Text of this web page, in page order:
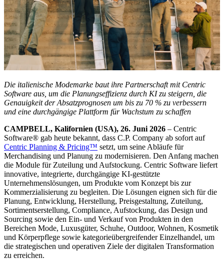
Die italienische Modemarke baut ihre Partnerschaft mit Centric
Software aus, um die Planungseffizienz durch KI zu steigern, die
Genauigkeit der Absatzprognosen um bis zu 70 % zu verbessern
und eine durchgängige Plattform für Wachstum zu schaffen
CAMPBELL, Kalifornien (USA), 26. Juni 2026 – Centric
Software® gab heute bekannt, dass C.P. Company ab sofort auf
Centric Planning & Pricing™ setzt, um seine Abläufe für
Merchandising und Planung zu modernisieren. Den Anfang machen
die Module für Zuteilung und Aufstockung. Centric Software liefert
innovative, integrierte, durchgängige KI-gestützte
Unternehmenslösungen, um Produkte vom Konzept bis zur
Kommerzialisierung zu begleiten. Die Lösungen eignen sich für die
Planung, Entwicklung, Herstellung, Preisgestaltung, Zuteilung,
Sortimentserstellung, Compliance, Aufstockung, das Design und
Sourcing sowie den Ein- und Verkauf von Produkten in den
Bereichen Mode, Luxusgüter, Schuhe, Outdoor, Wohnen, Kosmetik
und Körperpflege sowie kategorieübergreifender Einzelhandel, um
die strategischen und operativen Ziele der digitalen Transformation
zu erreichen.